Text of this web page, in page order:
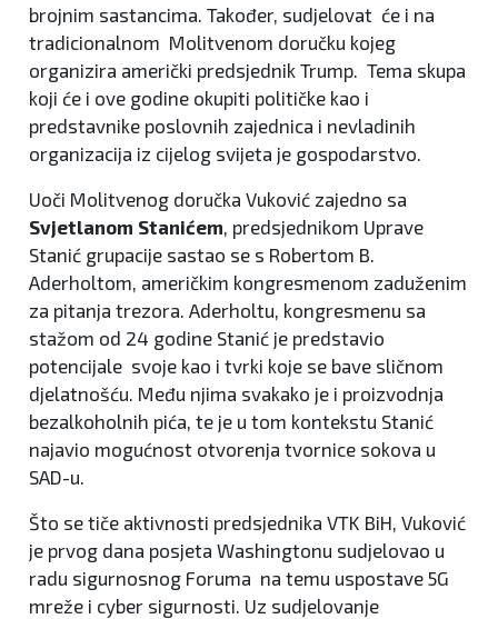
brojnim sastancima. Također, sudjelovat će i na
tradicionalnom Molitvenom doručku kojeg
organizira američki predsjednik Trump. Tema skupa
koji će i ove godine okupiti političke kao i
predstavnike poslovnih zajednica i nevladinih
organizacija iz cijelog svijeta je gospodarstvo.
Uoči Molitvenog doručka Vuković zajedno sa
Svjetlanom Stanićem, predsjednikom Uprave
Stanić grupacije sastao se s Robertom B.
Aderholtom, američkim kongresmenom zaduženim
za pitanja trezora. Aderholtu, kongresmenu sa
stažom od 24 godine Stanić je predstavio
potencijale svoje kao i tvrki koje se bave sličnom
djelatnošću. Među njima svakako je i proizvodnja
bezalkoholnih pića, te je u tom kontekstu Stanić
najavio mogućnost otvorenja tvornice sokova u
SAD-u.
Što se tiče aktivnosti predsjednika VTK BiH, Vuković
je prvog dana posjeta Washingtonu sudjelovao u
radu sigurnosnog Foruma na temu uspostave 5G
mreže i cyber sigurnosti. Uz sudjelovanje